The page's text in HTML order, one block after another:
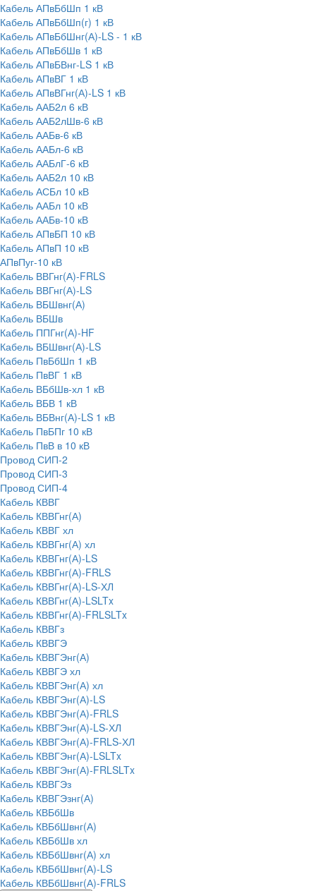
Кабель АПвБбШп 1 кВ
Кабель АПвБбШп(г) 1 кВ
Кабель АПвБбШнг(А)-LS - 1 кВ
Кабель АПвБбШв 1 кВ
Кабель АПвБВнг-LS 1 кВ
Кабель АПвВГ 1 кВ
Кабель АПвВГнг(А)-LS 1 кВ
Кабель ААБ2л 6 кВ
Кабель ААБ2лШв-6 кВ
Кабель ААБв-6 кВ
Кабель ААБл-6 кВ
Кабель ААБлГ-6 кВ
Кабель ААБ2л 10 кВ
Кабель АСБл 10 кВ
Кабель ААБл 10 кВ
Кабель ААБв-10 кВ
Кабель АПвБП 10 кВ
Кабель АПвП 10 кВ
АПвПуг-10 кВ
Кабель ВВГнг(А)-FRLS
Кабель ВВГнг(А)-LS
Кабель ВБШвнг(А)
Кабель ВБШв
Кабель ППГнг(А)-HF
Кабель ВБШвнг(А)-LS
Кабель ПвБбШп 1 кВ
Кабель ПвВГ 1 кВ
Кабель ВБбШв-хл 1 кВ
Кабель ВБВ 1 кВ
Кабель ВБВнг(А)-LS 1 кВ
Кабель ПвБПг 10 кВ
Кабель ПвВ в 10 кВ
Провод СИП-2
Провод СИП-3
Провод СИП-4
Кабель КВВГ
Кабель КВВГнг(А)
Кабель КВВГ хл
Кабель КВВГнг(А) хл
Кабель КВВГнг(А)-LS
Кабель КВВГнг(А)-FRLS
Кабель КВВГнг(А)-LS-ХЛ
Кабель КВВГнг(А)-LSLTx
Кабель КВВГнг(А)-FRLSLTx
Кабель КВВГз
Кабель КВВГЭ
Кабель КВВГЭнг(А)
Кабель КВВГЭ хл
Кабель КВВГЭнг(А) хл
Кабель КВВГЭнг(А)-LS
Кабель КВВГЭнг(А)-FRLS
Кабель КВВГЭнг(А)-LS-ХЛ
Кабель КВВГЭнг(А)-FRLS-ХЛ
Кабель КВВГЭнг(А)-LSLTx
Кабель КВВГЭнг(А)-FRLSLTx
Кабель КВВГЭз
Кабель КВВГЭзнг(А)
Кабель КВБбШв
Кабель КВБбШвнг(А)
Кабель КВБбШв хл
Кабель КВБбШвнг(А) хл
Кабель КВБбШвнг(А)-LS
Кабель КВБбШвнг(А)-FRLS